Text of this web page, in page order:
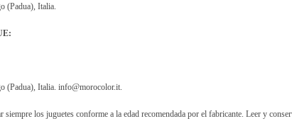
(Padua), Italia.
(Padua), Italia. info@morocolor.it.
siempre los juguetes conforme a la edad recomendada por el fabricante. Leer y